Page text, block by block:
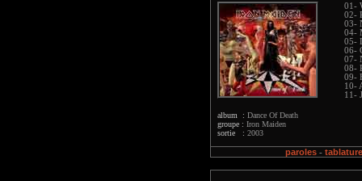
album : Dance Of Death
groupe : Iron Maiden
sortie : 2003
01-
02-
03-
04-
05-
06-
07-
08-
09-
10-
11-
paroles-